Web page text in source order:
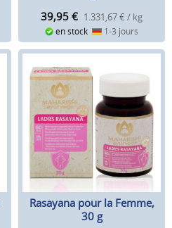
39,95 € 1.331,67 € / kg
en stock 1-3 jours
Rasayana pour la Femme,
30 g